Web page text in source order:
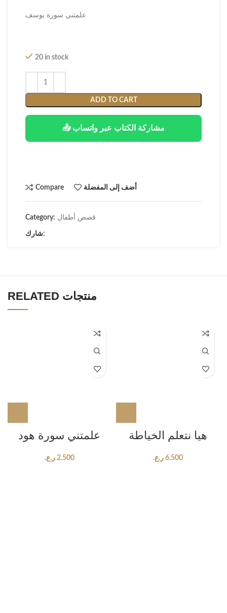
علمتني سورة يوسف
20 in stock
ADD TO CART
📤 مشاركة الكتاب عبر واتساب
Compare أضف إلى المفضلة
Category: قصص أطفال
شارك:
RELATED منتجات
علمتني سورة هود
2.500 ر.ع.
هيا نتعلم الخياطة
6.500 ر.ع.